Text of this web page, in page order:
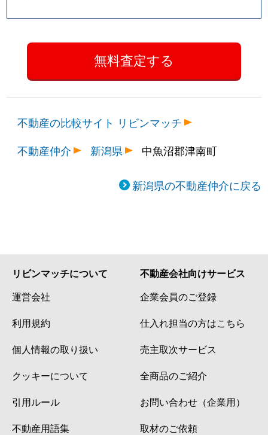
不動産の比較サイト リビンマッチ
不動産仲介
新潟県 中魚沼郡津南町
新潟県の不動産仲介に戻る
リビンマッチについて
運営会社
利用規約
個人情報の取り扱い
クッキーについて
引用ルール
不動産用語集
不動産会社向けサービス
企業会員のご登録
仕入れ担当の方はこちら
売主取次サービス
全商品のご紹介
お問い合わせ（企業用）
取材のご依頼